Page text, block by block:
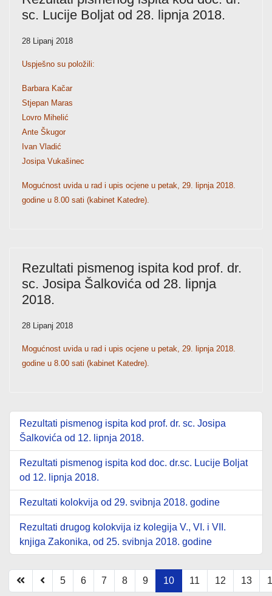
sc. Lucije Boljat od 28. lipnja 2018.
28 Lipanj 2018
Uspješno su položili:
Barbara Kačar
Stjepan Maras
Lovro Mihelić
Ante Škugor
Ivan Vladić
Josipa Vukašinec
Mogućnost uvida u rad i upis ocjene u petak, 29. lipnja 2018.
godine u 8.00 sati (kabinet Katedre).
Rezultati pismenog ispita kod prof. dr.
sc. Josipa Šalkovića od 28. lipnja
2018.
28 Lipanj 2018
Mogućnost uvida u rad i upis ocjene u petak, 29. lipnja 2018.
godine u 8.00 sati (kabinet Katedre).
Rezultati pismenog ispita kod prof. dr. sc. Josipa
Šalkovića od 12. lipnja 2018.
Rezultati pismenog ispita kod doc. dr.sc. Lucije Boljat
od 12. lipnja 2018.
Rezultati kolokvija od 29. svibnja 2018. godine
Rezultati drugog kolokvija iz kolegija V., VI. i VII.
knjiga Zakonika, od 25. svibnja 2018. godine
5 6 7 8 9 10 11 12 13